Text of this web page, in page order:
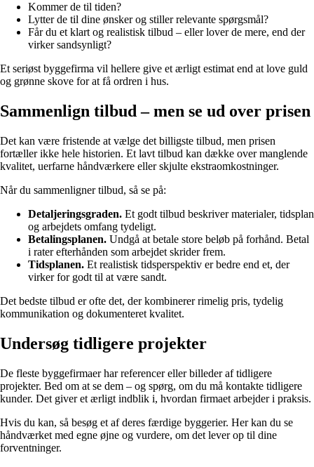
Kommer de til tiden?
Lytter de til dine ønsker og stiller relevante spørgsmål?
Får du et klart og realistisk tilbud – eller lover de mere, end der
virker sandsynligt?
Et seriøst byggefirma vil hellere give et ærligt estimat end at love guld
og grønne skove for at få ordren i hus.
Sammenlign tilbud – men se ud over prisen
Det kan være fristende at vælge det billigste tilbud, men prisen
fortæller ikke hele historien. Et lavt tilbud kan dække over manglende
kvalitet, uerfarne håndværkere eller skjulte ekstraomkostninger.
Når du sammenligner tilbud, så se på:
Detaljeringsgraden. Et godt tilbud beskriver materialer, tidsplan
og arbejdets omfang tydeligt.
Betalingsplanen. Undgå at betale store beløb på forhånd. Betal
i rater efterhånden som arbejdet skrider frem.
Tidsplanen. Et realistisk tidsperspektiv er bedre end et, der
virker for godt til at være sandt.
Det bedste tilbud er ofte det, der kombinerer rimelig pris, tydelig
kommunikation og dokumenteret kvalitet.
Undersøg tidligere projekter
De fleste byggefirmaer har referencer eller billeder af tidligere
projekter. Bed om at se dem – og spørg, om du må kontakte tidligere
kunder. Det giver et ærligt indblik i, hvordan firmaet arbejder i praksis.
Hvis du kan, så besøg et af deres færdige byggerier. Her kan du se
håndværket med egne øjne og vurdere, om det lever op til dine
forventninger.